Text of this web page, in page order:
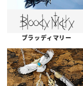
ブラッディマリー